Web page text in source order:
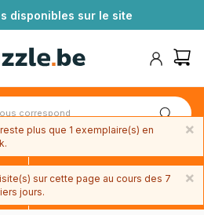
disponibles sur le site
Paiement en 4x sans frais
avec Paypal
×
plus que 1 exemplaire(s) en
×
sur cette page au cours des 7
jours.